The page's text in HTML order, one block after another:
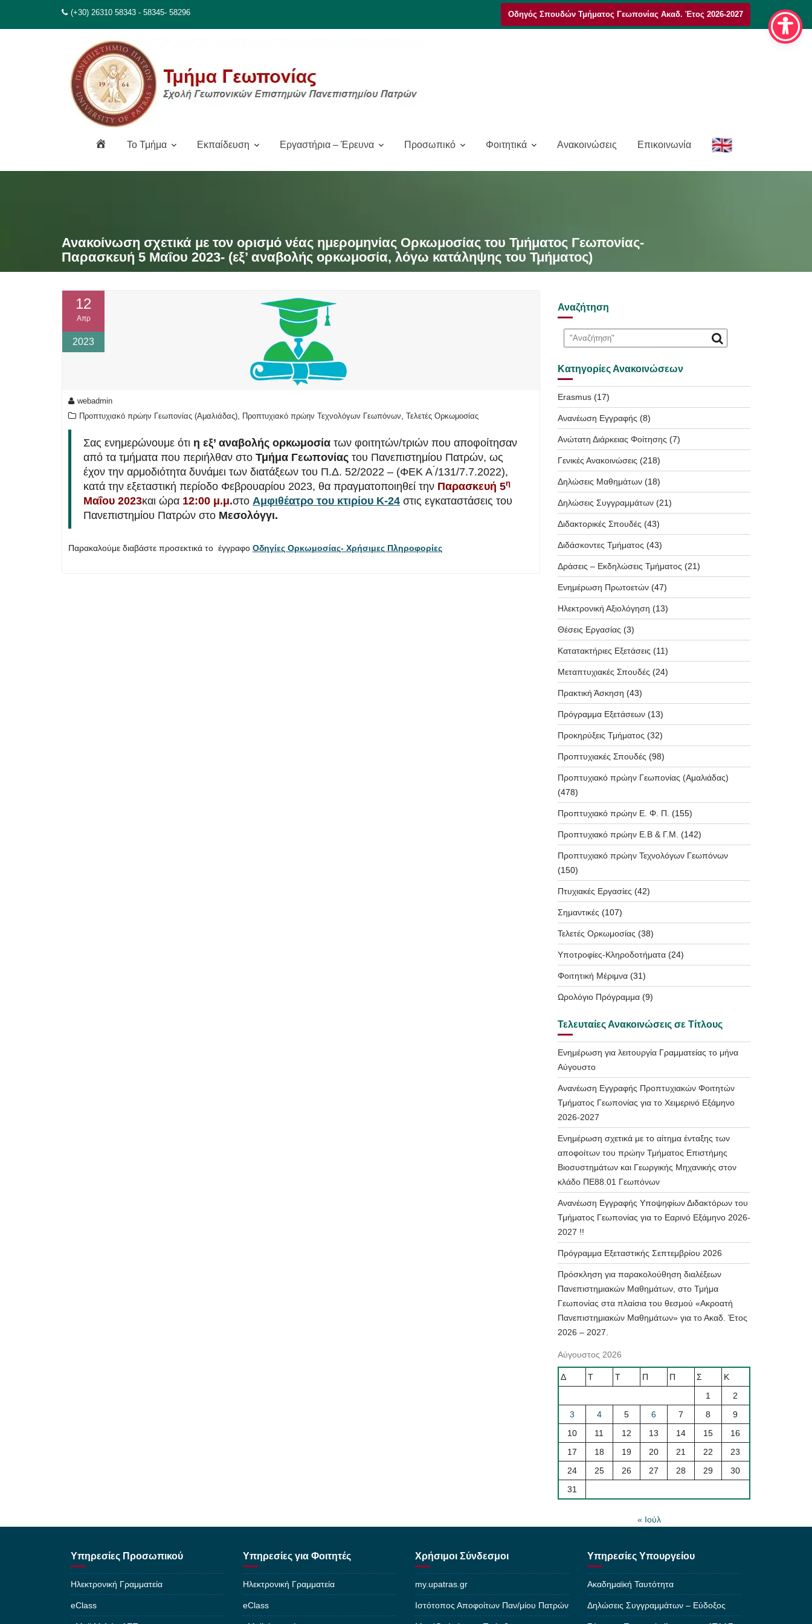
(+30) 26310 58343 - 58345- 58296 Οδηγός Σπουδών Τμήματος Γεωπονίας Ακαδ. Έτος 2026-2027
To Τμήμα Εκπαίδευση Εργαστήρια – Έρευνα Προσωπικό Φοιτητικά Ανακοινώσεις Επικοινωνία
E
n
Ανακοίνωση σχετικά με τον ορισμό νέας ημερομηνίας Ορκωμοσίας του Τμήματος Γεωπονίας-
Παρασκευή 5 Μαΐου 2023- (εξ’ αναβολής ορκωμοσία, λόγω κατάληψης του Τμήματος)
12
Απρ
2023
webadmin
Προπτυχιακό πρώην Γεωπονίας (Αμαλιάδας) Προπτυχιακό πρώην Τεχνολόγων Γεωπόνων Τελετές Ορκωμοσίας
Σας ενημερώνουμε ότι η εξ’ αναβολής ορκωμοσία των φοιτητών/τριών που αποφοίτησαν
από τα τμήματα που περιήλθαν στο Τμήμα Γεωπονίας του Πανεπιστημίου Πατρών, ως
έχον την αρμοδιότητα δυνάμει των διατάξεων του Π.Δ. 52/2022 – (ΦΕΚ Α ́/131/7.7.2022),
κατά την εξεταστική περίοδο Φεβρουαρίου 2023, θα πραγματοποιηθεί την Παρασκευή 5η
Μαΐου 2023και ώρα 12:00 μ.μ.στο Αμφιθέατρο του κτιρίου Κ-24 στις εγκαταστάσεις του
Πανεπιστημίου Πατρών στο Μεσολόγγι.
Παρακαλούμε διαβάστε προσεκτικά το έγγραφο Οδηγίες Ορκωμοσίας- Χρήσιμες Πληροφορίες
Αναζήτηση
Κατηγορίες Ανακοινώσεων
Erasmus(17)
Ανανέωση Εγγραφής (8)
Ανώτατη Διάρκειας Φοίτησης (7)
Γενικές Ανακοινώσεις (218)
Δηλώσεις Μαθημάτων(18)
Δηλώσεις Συγγραμμάτων(21)
Διδακτορικές Σπουδές (43)
Διδάσκοντες Τμήματος (43)
Δράσεις – Εκδηλώσεις Τμήματος (21)
Ενημέρωση Πρωτοετών(47)
Ηλεκτρονική Αξιολόγηση (13)
Θέσεις Εργασίας (3)
Κατατακτήριες Εξετάσεις (11)
Μεταπτυχιακές Σπουδές (24)
Πρακτική Άσκηση (43)
Πρόγραμμα Εξετάσεων(13)
Προκηρύξεις Τμήματος (32)
Προπτυχιακές Σπουδές (98)
Προπτυχιακό πρώην Γεωπονίας (Αμαλιάδας)
(478)
Προπτυχιακό πρώην Ε. Φ. Π. (155)
Προπτυχιακό πρώην Ε.Β & Γ.Μ. (142)
Προπτυχιακό πρώην Τεχνολόγων Γεωπόνων
(150)
Πτυχιακές Εργασίες (42)
Σημαντικές (107)
Τελετές Ορκωμοσίας (38)
Υποτροφίες-Κληροδοτήματα(24)
Φοιτητική Μέριμνα(31)
Ωρολόγιο Πρόγραμμα(9)
Τελευταίες Ανακοινώσεις σε Τίτλους
Ενημέρωση για λειτουργία Γραμματείας το μήνα
Αύγουστο
Ανανέωση Εγγραφής Προπτυχιακών Φοιτητών
Τμήματος Γεωπονίας για το Χειμερινό Εξάμηνο
2026-2027
Ενημέρωση σχετικά με το αίτημα ένταξης των
αποφοίτων του πρώην Τμήματος Επιστήμης
Βιοσυστημάτων και Γεωργικής Μηχανικής στον
κλάδο ΠΕ88.01 Γεωπόνων
Ανανέωση Εγγραφής Υποψηφίων Διδακτόρων του
Τμήματος Γεωπονίας για το Εαρινό Εξάμηνο 2026-
2027 !!
Πρόγραμμα Εξεταστικής Σεπτεμβρίου 2026
Πρόσκληση για παρακολούθηση διαλέξεων
Πανεπιστημιακών Μαθημάτων, στο Τμήμα
Γεωπονίας στα πλαίσια του θεσμού «Ακροατή
Πανεπιστημιακών Μαθημάτων» για το Ακαδ. Έτος
2026 – 2027.
Αύγουστος 2026
Δ Τ Τ Π Π Σ
Κ
1
2
3
4 5 6 7 8
9
10
11 12 13 14 15
16
17
18 19 20 21 22
23
24
25 26 27 28 29
30
31
« Ιούλ
Υπηρεσίες Προσωπικού
Ηλεκτρονική Γραμματεία
eClass
Υπηρεσίες για Φοιτητές
Ηλεκτρονική Γραμματεία
eClass
Χρήσιμοι Σύνδεσμοι
my.upatras.gr
Ιστότοπος Αποφοίτων Παν/μίου Πατρών
Υπηρεσίες Υπουργείου
Ακαδημαϊκή Ταυτότητα
Δηλώσεις Συγγραμμάτων – Εύδοξος